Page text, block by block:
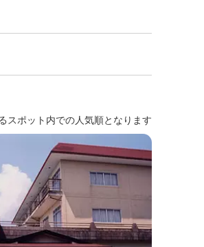
スポット内での人気順となります